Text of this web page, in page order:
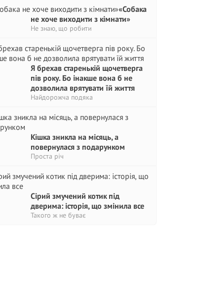
«Собака
не хоче виходити з кімнати»
Не знаю, що робити
Я брехав старенькій щочетверга
пів року. Бо інакше вона б не
дозволила врятувати їй життя
Найдорожча подяка
Кішка зникла на місяць, а
повернулася з подарунком
Проста річ
Сірий змучений котик під
дверима: історія, що змінила все
Такого ж не буває